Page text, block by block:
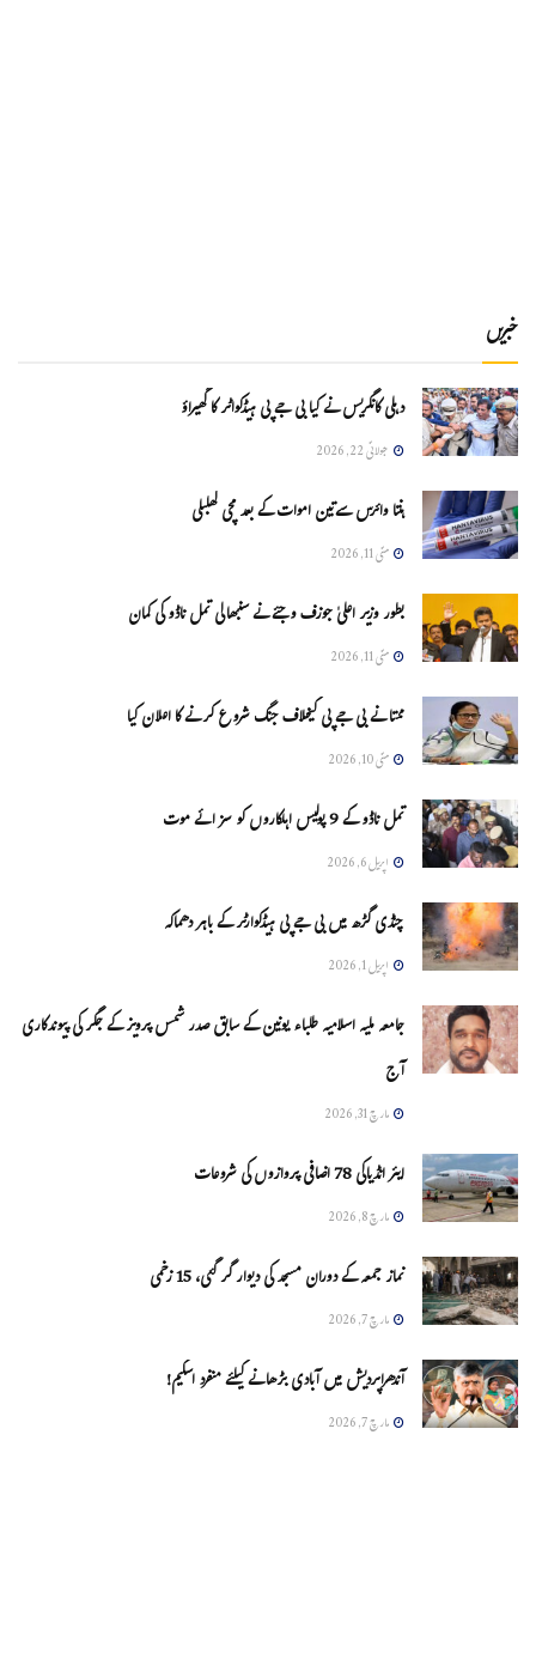
خبریں
دہلی کانگریس نے کیا بی جے پی ہیڈکواٹر کا گھیراؤ
جولائی 22, 2026
ہنتا وائرس سےتین اموات کے بعد مچی کھلبلی
مئی 11, 2026
بطور وزیر اعلیٰ جوزف وجئے نے سنبھالی تمل ناڈو کی کمان
مئی 11, 2026
ممتا نے بی جے پی کیخلاف جنگ شروع کرنے کا اعلان کیا
مئی 10, 2026
تمل ناڈو کے 9 پولیس اہلکاروں کو سزائے موت
اپریل 6, 2026
چنڈی گڑھ میں بی جے پی ہیڈکوارٹر کے باہر دھماکہ
اپریل 1, 2026
جامعہ ملیہ اسلامیہ طلباء یونین کے سابق صدر شمس پرویز کے جگر کی پیوندکاری
آج
مارچ 31, 2026
ایئر انڈیاکی 78 اضافی پروازوں کی شروعات
مارچ 8, 2026
نماز جمعہ کے دوران مسجد کی دیوار گر گئی، 15 زخمی
مارچ 7, 2026
آندھراپردیش میں آبادی بڑھانے کیلئے منفرد اسکیم!
مارچ 7, 2026